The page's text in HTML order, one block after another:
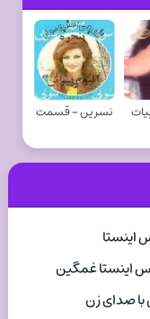
نسرين - قسمت
اینستا
اینستا غمگین
با صدای زن